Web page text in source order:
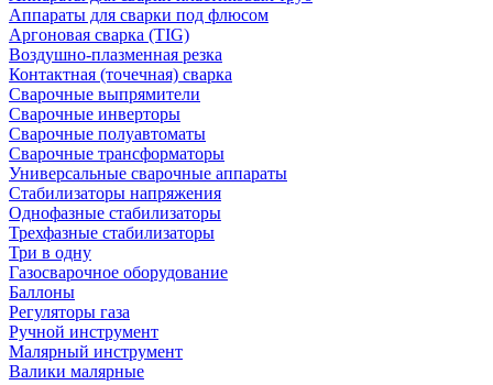
Аппараты для сварки под флюсом
Аргоновая сварка (TIG)
Воздушно-плазменная резка
Контактная (точечная) сварка
Сварочные выпрямители
Сварочные инверторы
Сварочные полуавтоматы
Сварочные трансформаторы
Универсальные сварочные аппараты
Стабилизаторы напряжения
Однофазные стабилизаторы
Трехфазные стабилизаторы
Три в одну
Газосварочное оборудование
Баллоны
Регуляторы газа
Ручной инструмент
Малярный инструмент
Валики малярные